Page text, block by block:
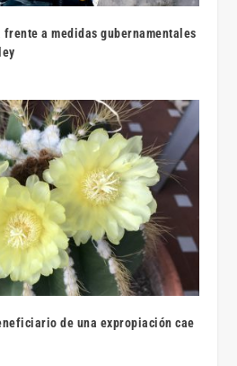
a medidas gubernamentales
de una expropiación cae